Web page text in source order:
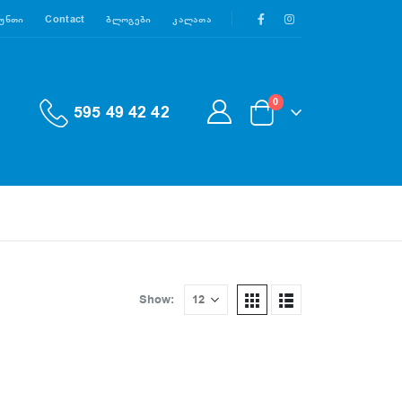
Contact Ბლოგები Კალათა
595 49 42 42 0
Show: